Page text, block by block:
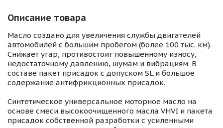
Описание товара
Масло создано для увеличения службы двигателей
автомобилей с большим пробегом (более 100 тыс. км).
Снижает угар, противостоит повышенному износу,
недостаточному давлению, шумам и вибрациям. В
составе пакет присадок с допуском SL и большое
содержание антифрикционных присадок.
Синтетическое универсальное моторное масло на
основе смеси высокоочищенного масла VHVI и пакета
присадок собственной разработки с усиленными